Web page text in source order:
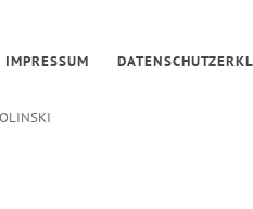
IMPRESSUM